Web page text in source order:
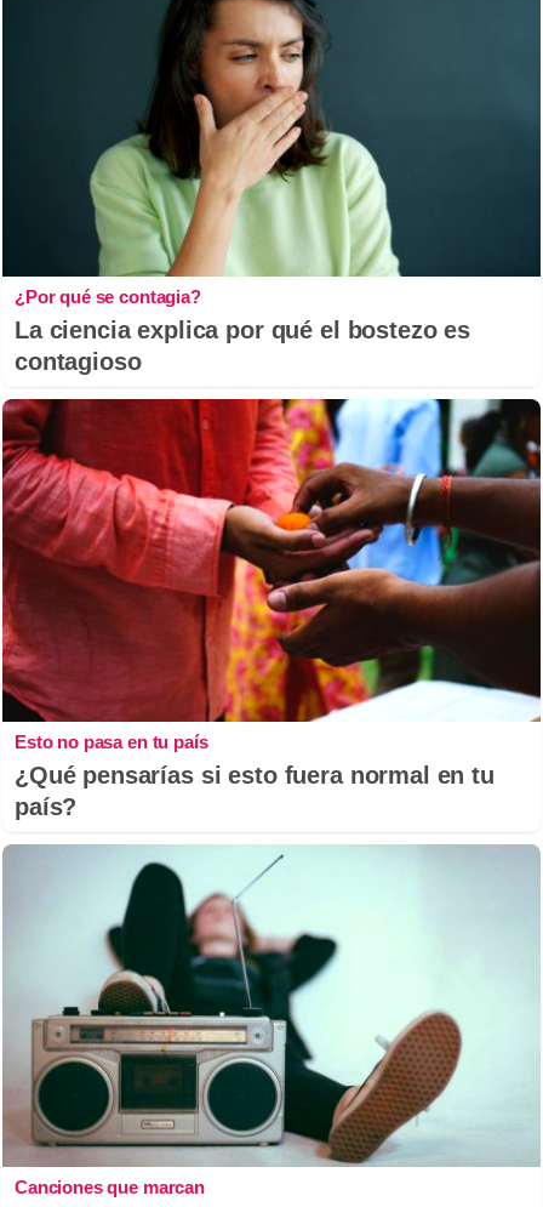
¿Por qué se contagia?
La ciencia explica por qué el bostezo es
contagioso
Esto no pasa en tu país
¿Qué pensarías si esto fuera normal en tu
país?
Canciones que marcan